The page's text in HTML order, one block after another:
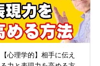
【心理学的】相手に伝え